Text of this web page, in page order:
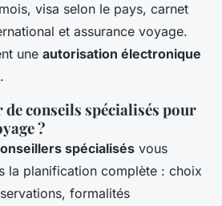
visa selon le pays, carnet
et assurance voyage.
une autorisation électronique
conseils spécialisés pour
?
spécialisés vous
la planification complète : choix
formalités